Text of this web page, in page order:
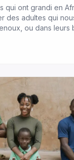
qui ont grandi en
des adultes qui
ou dans leurs
autour des